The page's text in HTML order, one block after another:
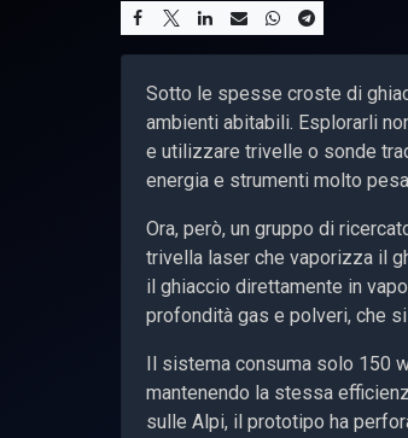
Sotto le spesse croste di
ambienti abitabili. Esplorarli
e utilizzare trivelle o sonde
energia e strumenti molto
Ora, però, un gruppo di
trivella laser che vaporizza il
il ghiaccio direttamente in
profondità gas e polveri, che
Il sistema consuma solo 150
mantenendo la stessa
sulle Alpi, il prototipo ha